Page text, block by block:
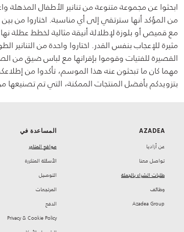
ابحثوا عن مجموعة متنوعة من تنانير الأطفال المذهلة
من المؤكد أنها سترتقي إلى أي مناسبة. اختاروا من بين
مع قميص أو بلوزة لإطلالة أنيقة مثالية لخطط عطلة
مثيرة للإعجاب بنفس القدر. اختاروا واحدة من
القصيرة للفتيات وقوموا بإقرانها مع لباس ضيق من
مهما كان ما تبحثون عنه هذا الموسم، تأكدوا من
بتزويدكم بأفضل المنتجات الممكنة، التي تم تصنيعها
AZADEA
‏عن أزاديا
تواصل معنا
طلبات الشراء بالجملة
‏وظائف
Azadea Group
المساعدة في
مواقع المتاجر
‏الأسئلة المتكررة
‏التوصيل
‏المرتجعات
‏الدفع
Privacy & Cookie Policy